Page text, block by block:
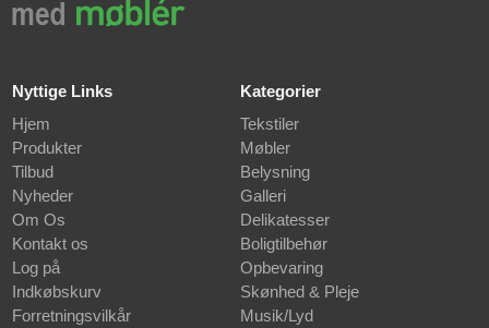
Nyttige Links
Hjem
Produkter
Tilbud
Nyheder
Om Os
Kontakt os
Log på
Indkøbskurv
Forretningsvilkår
Kategorier
Tekstiler
Møbler
Belysning
Galleri
Delikatesser
Boligtilbehør
Opbevaring
Skønhed & Pleje
Musik/Lyd